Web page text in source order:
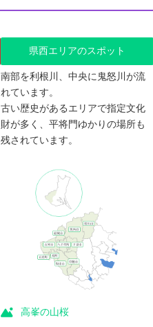
県西エリアのスポット
南部を利根川、中央に鬼怒川が流
れています。
古い歴史があるエリアで指定文化
財が多く、平将門ゆかりの場所も
残されています。
高峯の山桜